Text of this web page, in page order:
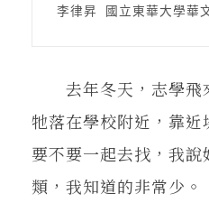
關鍵詞
李律昇 國立東華大學華
去年冬天，志學飛
牠落在學校附近，靠
要不要一起去找，我
類，我知道的非常少。